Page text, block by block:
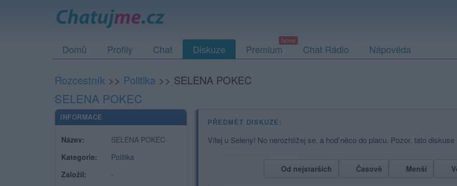
Domů Profily Chat Diskuze Premium Chat Rádio Nápověda
Rozcestník >> Politika >> SELENA POKEC
SELENA POKEC
INFORMACE
Název:
SELENA POKEC
Kategorie:
Politika
Založil:
-
PŘEDMĚT DISKUZE:
Vítej u Seleny! No nerozhlížej se, a hoď něco do placu. Pozor, tato
Od nejstarších Časově Menší